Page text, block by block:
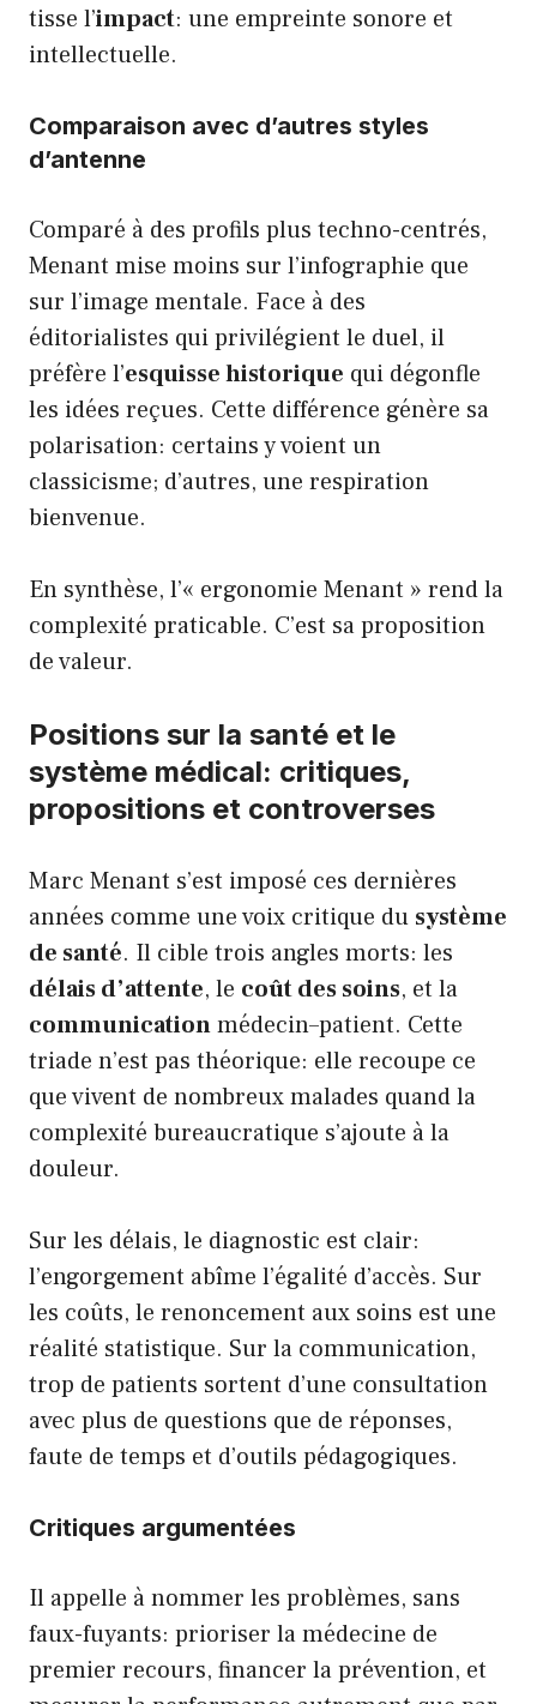
tisse l’impact: une empreinte sonore et
intellectuelle.
Comparaison avec d’autres styles
d’antenne
Comparé à des profils plus techno-centrés,
Menant mise moins sur l’infographie que
sur l’image mentale. Face à des
éditorialistes qui privilégient le duel, il
préfère l’esquisse historique qui dégonfle
les idées reçues. Cette différence génère sa
polarisation: certains y voient un
classicisme; d’autres, une respiration
bienvenue.
En synthèse, l’« ergonomie Menant » rend la
complexité praticable. C’est sa proposition
de valeur.
Positions sur la santé et le
système médical: critiques,
propositions et controverses
Marc Menant s’est imposé ces dernières
années comme une voix critique du système
de santé. Il cible trois angles morts: les
délais d’attente, le coût des soins, et la
communicationmédecin–patient. Cette
triade n’est pas théorique: elle recoupe ce
que vivent de nombreux malades quand la
complexité bureaucratique s’ajoute à la
douleur.
Sur les délais, le diagnostic est clair:
l’engorgement abîme l’égalité d’accès. Sur
les coûts, le renoncement aux soins est une
réalité statistique. Sur la communication,
trop de patients sortent d’une consultation
avec plus de questions que de réponses,
faute de temps et d’outils pédagogiques.
Critiques argumentées
Il appelle à nommer les problèmes, sans
faux-fuyants: prioriser la médecine de
premier recours, financer la prévention, et